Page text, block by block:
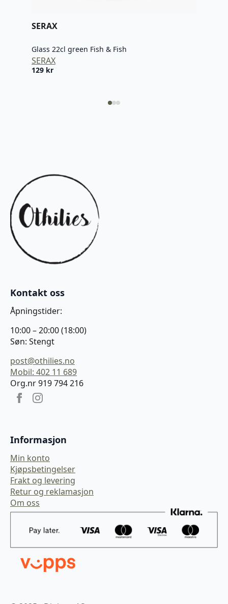
SERAX
Glass 22cl green Fish & Fish
SERAX
129 kr
Kontakt oss
Åpningstider:
10:00 – 20:00 (18:00)
Søn: Stengt
post@othilies.no
Mobil: 402 11 689
Org.nr 919 794 216
Informasjon
Min konto
Kjøpsbetingelser
Frakt og levering
Retur og reklamasjon
Om oss